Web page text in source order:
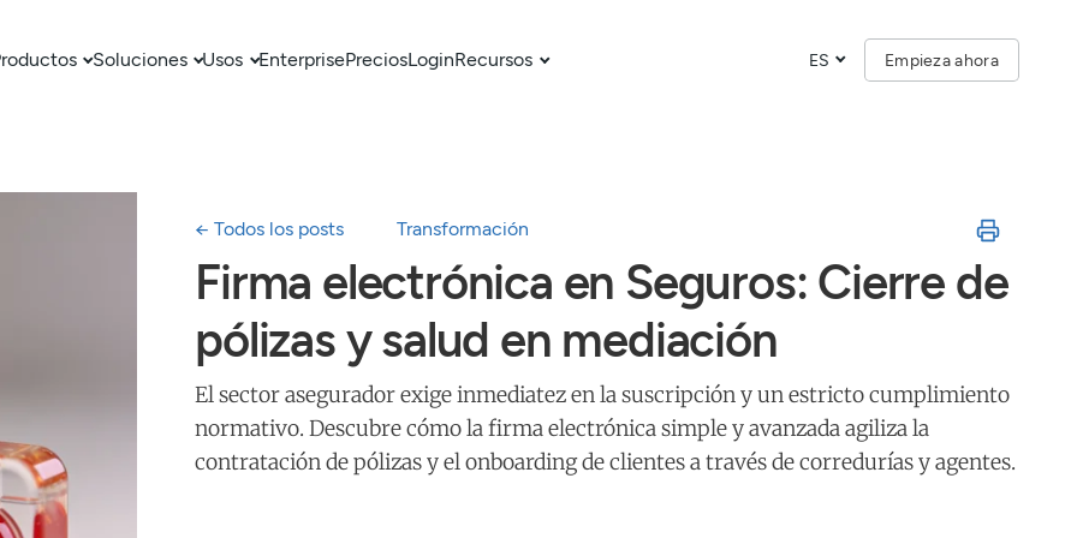
Soluciones Usos EnterprisePreciosLoginRecursos ES Empieza ahora
← Todos los posts Transformación
Firma electrónica en Seguros: Cierre de
pólizas y salud en mediación
El sector asegurador exige inmediatez en la suscripción y un estricto cumplimiento
normativo. Descubre cómo la firma electrónica simple y avanzada agiliza la
contratación de pólizas y el onboarding de clientes a través de corredurías y agentes.